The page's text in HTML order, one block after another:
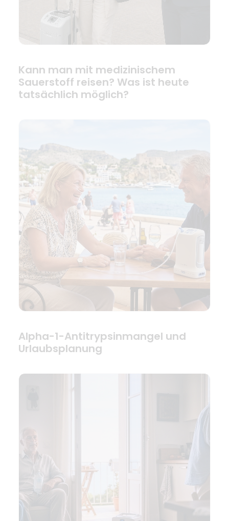
Kann man mit medizinischem
Sauerstoff reisen? Was ist heute
tatsächlich möglich?
Alpha-1-Antitrypsinmangel und
Urlaubsplanung